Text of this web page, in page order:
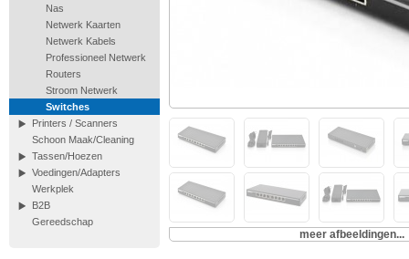
Nas
Netwerk Kaarten
Netwerk Kabels
Professioneel Netwerk
Routers
Stroom Netwerk
Switches
Printers / Scanners
Schoon Maak/Cleaning
Tassen/Hoezen
Voedingen/Adapters
Werkplek
B2B
Gereedschap
meer afbeeldingen...